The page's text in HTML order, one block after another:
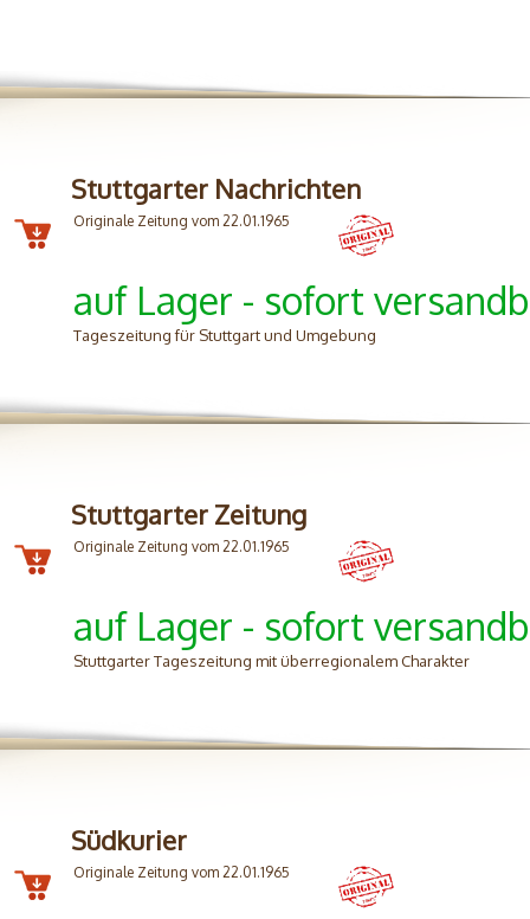
Stuttgarter Nachrichten
Originale Zeitung vom 22.01.1965
auf Lager - sofort
Tageszeitung für Stuttgart und Umgebung
Stuttgarter Zeitung
Originale Zeitung vom 22.01.1965
auf Lager - sofort
Stuttgarter Tageszeitung mit überregionalem Charakter
Südkurier
Originale Zeitung vom 22.01.1965